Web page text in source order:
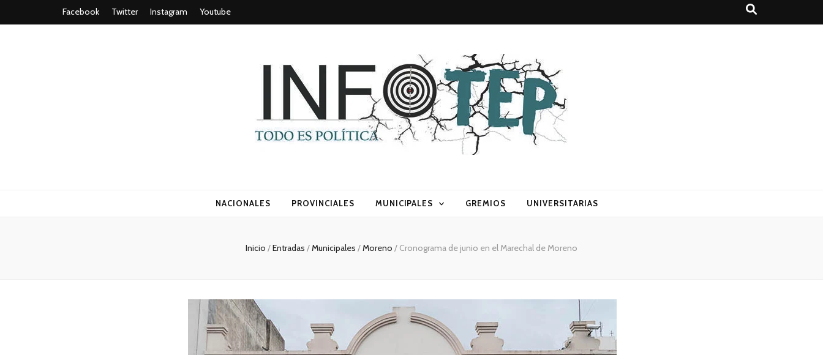
Facebook Twitter Instagram Youtube
Todo es (rosca) política
NACIONALES PROVINCIALES MUNICIPALES GREMIOS UNIVERSITARIAS
Inicio /Entradas /Municipales /Moreno / Cronograma de junio en el Marechal de Moreno